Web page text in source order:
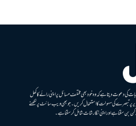
کی دعوت دیتا ہے کہ وہ خود بھی مختلف مسائل پر اپنی رائے کا کھل
پر تبصرے کی سہولت کا استعمال کریں۔ جو بھی ویب سائٹ پر لکھنے
رکن بن سکتا ہے اور اپنی نگارشات شامل کرسکتا ہے۔